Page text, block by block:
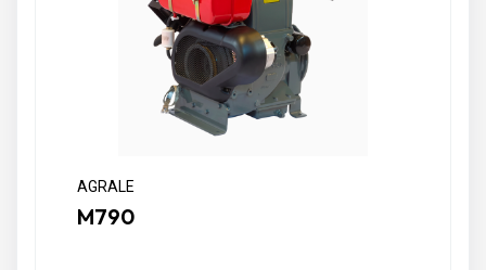
AGRALE
M790